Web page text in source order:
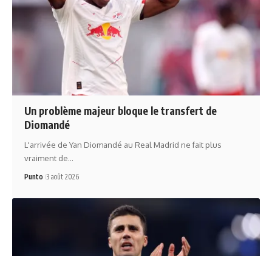
Un problème majeur bloque le transfert de
Diomandé
L'arrivée de Yan Diomandé au Real Madrid ne fait plus
vraiment de…
Punto 3 août 2026